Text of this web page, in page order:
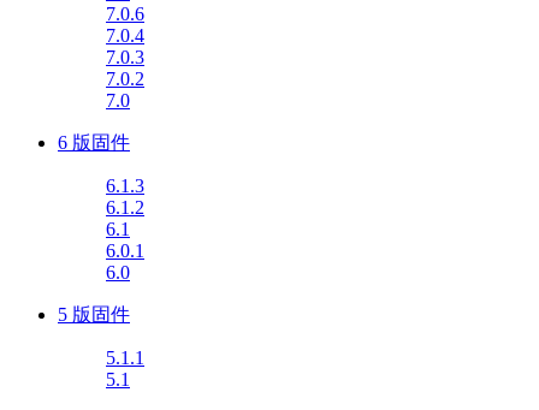
7.0.6
7.0.4
7.0.3
7.0.2
7.0
6 版固件
6.1.3
6.1.2
6.1
6.0.1
6.0
5 版固件
5.1.1
5.1